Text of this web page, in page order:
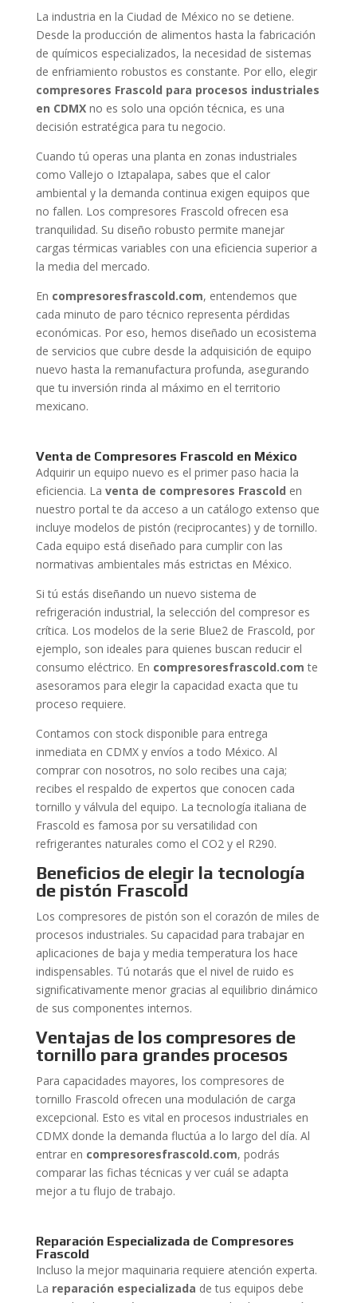
La industria en la Ciudad de México no se detiene.
Desde la producción de alimentos hasta la fabricación
de químicos especializados, la necesidad de sistemas
de enfriamiento robustos es constante. Por ello, elegir
compresores Frascold para procesos industriales
en CDMXno es solo una opción técnica, es una
decisión estratégica para tu negocio.
Cuando tú operas una planta en zonas industriales
como Vallejo o Iztapalapa, sabes que el calor
ambiental y la demanda continua exigen equipos que
no fallen. Los compresores Frascold ofrecen esa
tranquilidad. Su diseño robusto permite manejar
cargas térmicas variables con una eficiencia superior a
la media del mercado.
En compresoresfrascold.com, entendemos que
cada minuto de paro técnico representa pérdidas
económicas. Por eso, hemos diseñado un ecosistema
de servicios que cubre desde la adquisición de equipo
nuevo hasta la remanufactura profunda, asegurando
que tu inversión rinda al máximo en el territorio
mexicano.
Venta de Compresores Frascold en México
Adquirir un equipo nuevo es el primer paso hacia la
eficiencia. La venta de compresores Frascold en
nuestro portal te da acceso a un catálogo extenso que
incluye modelos de pistón (reciprocantes) y de tornillo.
Cada equipo está diseñado para cumplir con las
normativas ambientales más estrictas en México.
Si tú estás diseñando un nuevo sistema de
refrigeración industrial, la selección del compresor es
crítica. Los modelos de la serie Blue2 de Frascold, por
ejemplo, son ideales para quienes buscan reducir el
consumo eléctrico. En compresoresfrascold.com te
asesoramos para elegir la capacidad exacta que tu
proceso requiere.
Contamos con stock disponible para entrega
inmediata en CDMX y envíos a todo México. Al
comprar con nosotros, no solo recibes una caja;
recibes el respaldo de expertos que conocen cada
tornillo y válvula del equipo. La tecnología italiana de
Frascold es famosa por su versatilidad con
refrigerantes naturales como el CO2 y el R290.
Beneficios de elegir la tecnología
de pistón Frascold
Los compresores de pistón son el corazón de miles de
procesos industriales. Su capacidad para trabajar en
aplicaciones de baja y media temperatura los hace
indispensables. Tú notarás que el nivel de ruido es
significativamente menor gracias al equilibrio dinámico
de sus componentes internos.
Ventajas de los compresores de
tornillo para grandes procesos
Para capacidades mayores, los compresores de
tornillo Frascold ofrecen una modulación de carga
excepcional. Esto es vital en procesos industriales en
CDMX donde la demanda fluctúa a lo largo del día. Al
entrar en compresoresfrascold.com, podrás
comparar las fichas técnicas y ver cuál se adapta
mejor a tu flujo de trabajo.
Reparación Especializada de Compresores
Frascold
Incluso la mejor maquinaria requiere atención experta.
La reparación especializada de tus equipos debe